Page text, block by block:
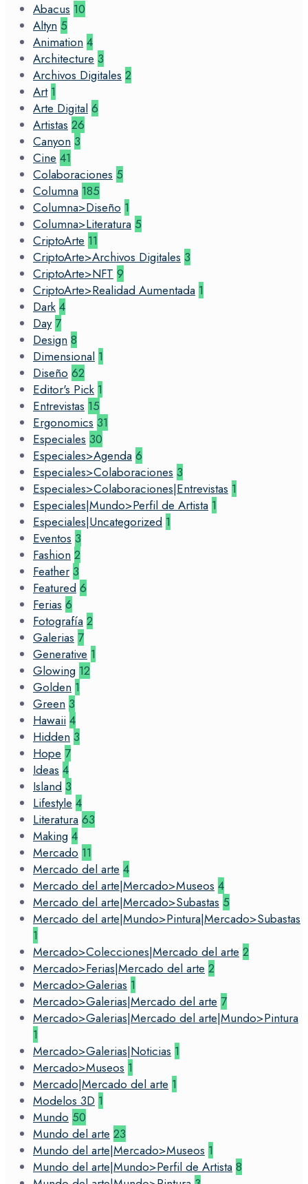
Abacus 10
Altyn 5
Animation 4
Architecture 3
Archivos Digitales 2
Art 1
Arte Digital 6
Artistas 26
Canyon 3
Cine 41
Colaboraciones 5
Columna 185
Columna>Diseño 1
Columna>Literatura 5
CriptoArte 11
CriptoArte>Archivos Digitales 3
CriptoArte>NFT 9
CriptoArte>Realidad Aumentada 1
Dark 4
Day 7
Design 8
Dimensional 1
Diseño 62
Editor's Pick 1
Entrevistas 15
Ergonomics 31
Especiales 30
Especiales>Agenda 6
Especiales>Colaboraciones 3
Especiales>Colaboraciones|Entrevistas 1
Especiales|Mundo>Perfil de Artista 1
Especiales|Uncategorized 1
Eventos 3
Fashion 2
Feather 3
Featured 6
Ferias 6
Fotografía 2
Galerias 7
Generative 1
Glowing 12
Golden 1
Green 3
Hawaii 4
Hidden 3
Hope 7
Ideas 4
Island 3
Lifestyle 4
Literatura 63
Making 4
Mercado 11
Mercado del arte 4
Mercado del arte|Mercado>Museos 4
Mercado del arte|Mercado>Subastas 5
Mercado del arte|Mundo>Pintura|Mercado>Subastas
1
Mercado>Colecciones|Mercado del arte 2
Mercado>Ferias|Mercado del arte 2
Mercado>Galerias 1
Mercado>Galerias|Mercado del arte 7
Mercado>Galerias|Mercado del arte|Mundo>Pintura
1
Mercado>Galerias|Noticias 1
Mercado>Museos 1
Mercado|Mercado del arte 1
Modelos 3D 1
Mundo 50
Mundo del arte 23
Mundo del arte|Mercado>Museos 1
Mundo del arte|Mundo>Perfil de Artista 8